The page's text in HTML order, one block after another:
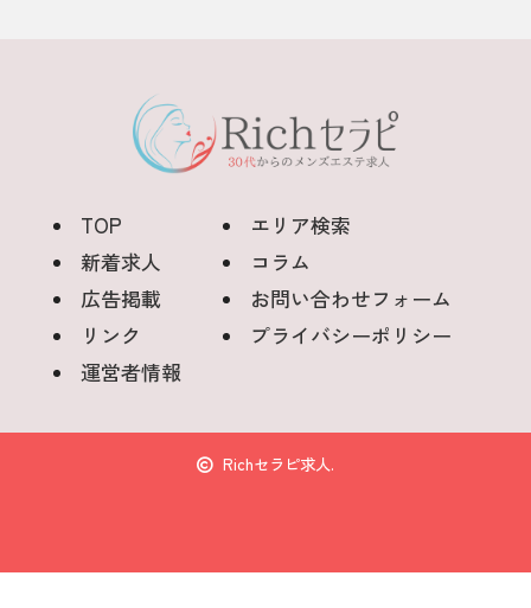
TOP
エリア検索
新着求人
コラム
広告掲載
お問い合わせフォーム
リンク
プライバシーポリシー
運営者情報
Richセラピ求人.